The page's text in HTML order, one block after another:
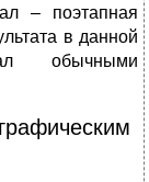
– поэтапная
в данной
обычными